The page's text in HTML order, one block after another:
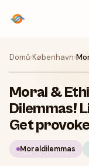
Události
Mapa
Místa
Pro pořadatele
Domů›København›
Moral &
Dilemmas!
Get
Moraldilemmas